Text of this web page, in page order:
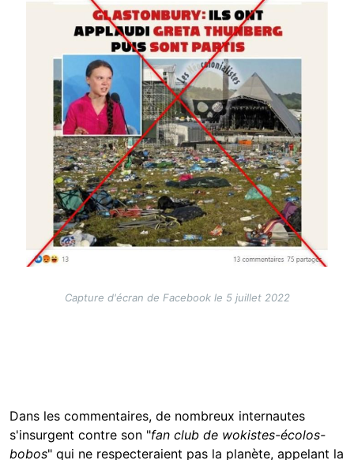
Capture d'écran de Facebook le 5 juillet 2022
Dans les commentaires, de nombreux internautes
s'insurgent contre son "fan club de wokistes-écolos-
bobos" qui ne respecteraient pas la planète, appelant la